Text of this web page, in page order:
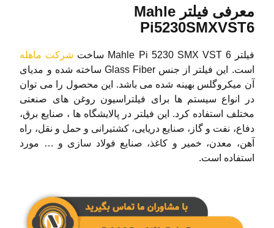
معرفی فیلتر Mahle
Pi5230SMXVST6
فیلتر Mahle Pi 5230 SMX VST 6 ساخت
شرکت ماهله
است. این فیلتر از جنس Glass Fiber ساخته شده و مدیای
آن میکروگلس بهینه شده می باشد. این محصول را می توان
در انواع سیستم ها برای فیلتراسیون روغن های صنعتی
مختلف استفاده کرد. این فیلتر در پالایشگاه ها ، صنایع برق،
دفاع، نفت و گاز، صنایع دریایی، کشتیرانی و حمل و نقل، راه
آهن، معدن، خمیر و کاغذ، صنایع فولاد سازی و … مورد
استفاده است.